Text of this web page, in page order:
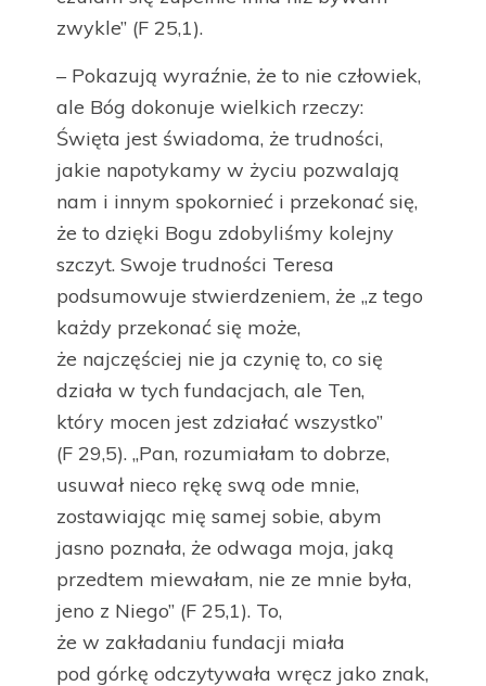
zwykle” (F 25,1).
– Pokazują wyraźnie, że to nie człowiek,
ale Bóg dokonuje wielkich rzeczy:
Święta jest świadoma, że trudności,
jakie napotykamy w życiu pozwalają
nam i innym spokornieć i przekonać się,
że to dzięki Bogu zdobyliśmy kolejny
szczyt. Swoje trudności Teresa
podsumowuje stwierdzeniem, że „z tego
każdy przekonać się może,
że najczęściej nie ja czynię to, co się
działa w tych fundacjach, ale Ten,
który mocen jest zdziałać wszystko”
(F 29,5). „Pan, rozumiałam to dobrze,
usuwał nieco rękę swą ode mnie,
zostawiając mię samej sobie, abym
jasno poznała, że odwaga moja, jaką
przedtem miewałam, nie ze mnie była,
jeno z Niego” (F 25,1). To,
że w zakładaniu fundacji miała
pod górkę odczytywała wręcz jako znak,